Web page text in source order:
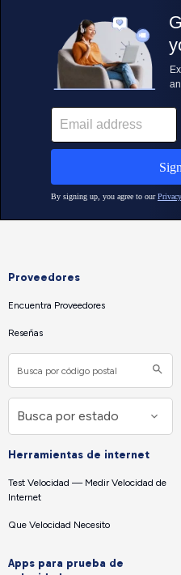
Proveedores
Encuentra Proveedores
Reseñas
Herramientas de internet
Test Velocidad — Medir Velocidad de
Internet
Que Velocidad Necesito
Apps para prueba de